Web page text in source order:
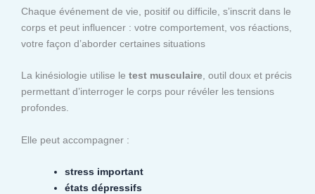
Chaque événement de vie, positif ou difficile, s’inscrit dans le
corps et peut influencer : votre comportement, vos réactions,
votre façon d’aborder certaines situations
La kinésiologie utilise le test musculaire, outil doux et précis
permettant d’interroger le corps pour révéler les tensions
profondes.
Elle peut accompagner :
stress important
états dépressifs